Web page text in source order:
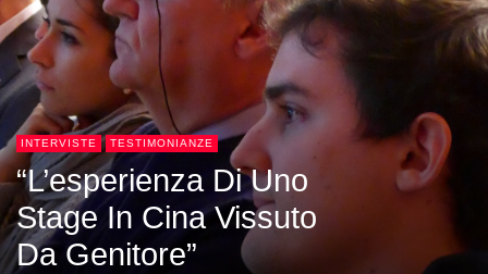
INTERVISTE TESTIMONIANZE
“L’esperienza Di Uno
Stage In Cina Vissuto
Da Genitore”